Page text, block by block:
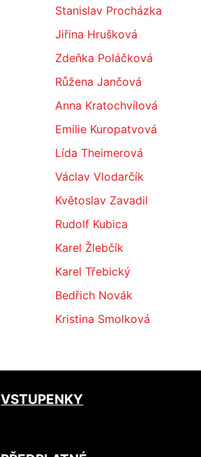
Stanislav Procházka
Jiřina Hrušková
Zdeňka Poláčková
Růžena Jančová
Anna Kratochvílová
Emilie Kuropatvová
Lída Theimerová
Václav Vlodarčík
Květoslav Zavadil
Rudolf Kubica
Karel Žlebčík
Karel Třebický
Bedřich Novák
Kristina Smolková
VSTUPENKY